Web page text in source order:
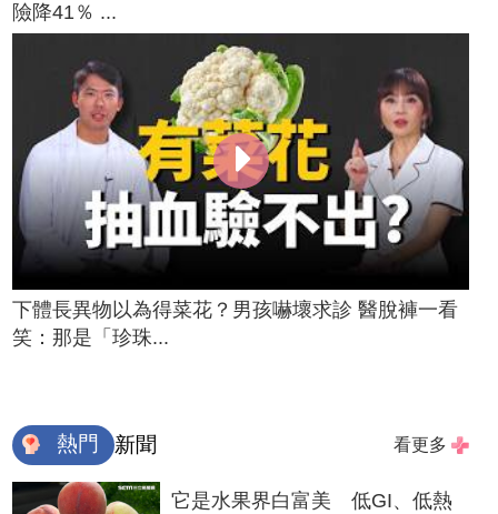
險降41％ ...
下體長異物以為得菜花？男孩嚇壞求診 醫脫褲一看
笑：那是「珍珠...
熱門 新聞 看更多
它是水果界白富美 低GI、低熱